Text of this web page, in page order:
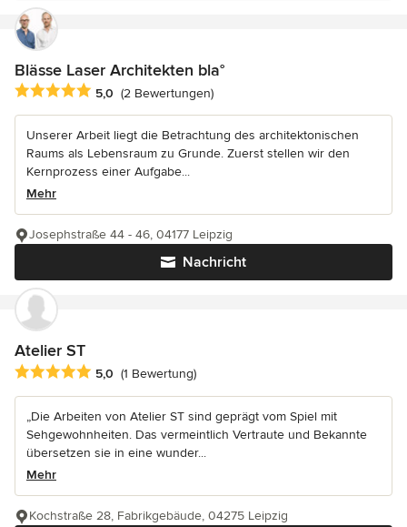
Blässe Laser Architekten bla°
Durchschnittliche Bewertung: 5 von 5 Sternen
5,0 (2 Bewertungen)
Unserer Arbeit liegt die Betrachtung des architektonischen
Raums als Lebensraum zu Grunde. Zuerst stellen wir den
Kernprozess einer Aufgabe...
Mehr
Nachricht
Josephstraße 44 - 46, 04177 Leipzig
Atelier ST
Durchschnittliche Bewertung: 5 von 5 Sternen
5,0 (1 Bewertung)
„Die Arbeiten von Atelier ST sind geprägt vom Spiel mit
Sehgewohnheiten. Das vermeintlich Vertraute und Bekannte
übersetzen sie in eine wunder...
Mehr
Kochstraße 28, Fabrikgebäude, 04275 Leipzig